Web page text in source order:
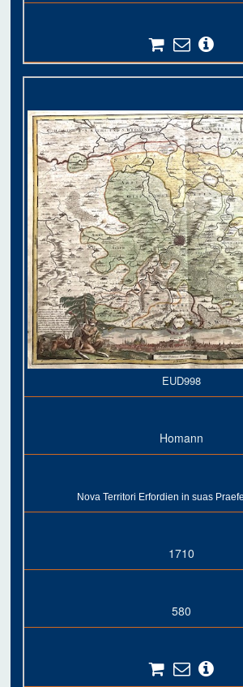
EUD998
Homann
Nova Territori Erfordien in suas
1710
580